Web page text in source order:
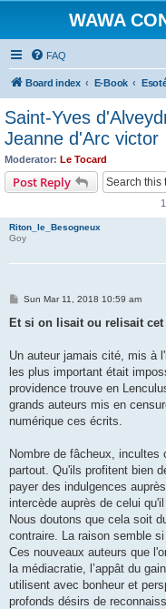
WAWA
FAQ
Board index E-Book
Saint-Yves
Jeanne d'Arc victor
Moderator: Le Tocard
Post Reply
Riton_le_Besogneux
Goy
P
s
Sun Mar 11, 2018 10:59 am
Et si on lisait ou relisait cet
Un auteur jamais cité, mis à
les plus important était
providence trouve en
grands auteurs mis en
numérique ces écrits.
Nombre de fâcheux,
partout. Qu'ils profitent bien
payer des indulgences
intercède auprès de celui
Nous doutons que cela soit
contraire. La raison semble
Ces nouveaux auteurs que
la médiacratie, l’appât du
utilisent avec bonheur et
profonds désirs de